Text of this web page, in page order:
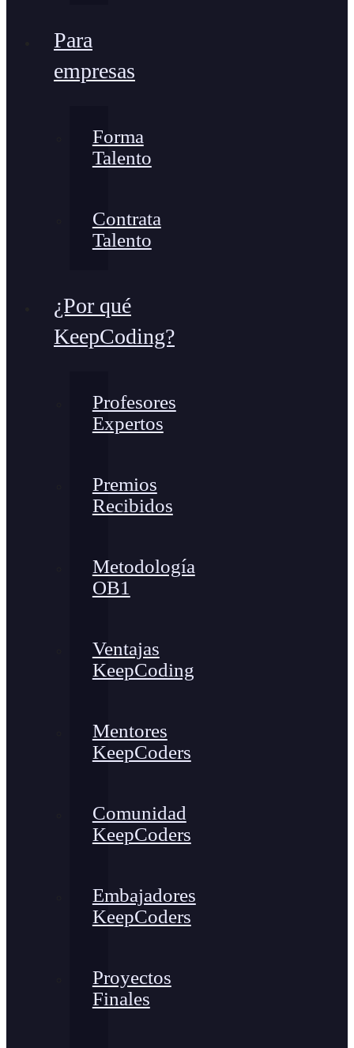
Para
empresas
Forma
Talento
Contrata
Talento
¿Por qué
KeepCoding?
Profesores
Expertos
Premios
Recibidos
Metodología
OB1
Ventajas
KeepCoding
Mentores
KeepCoders
Comunidad
KeepCoders
Embajadores
KeepCoders
Proyectos
Finales